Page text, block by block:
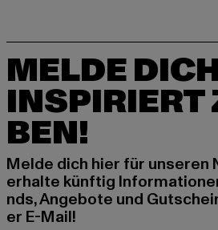
MELDE
INSPIRIERT
BEN!
Melde dich hier für unseren
erhalte künftig
nds, Angebote und
er E-Mail!